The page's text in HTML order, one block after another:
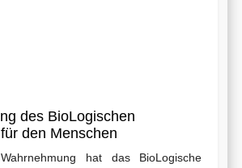
des BioLogischen
den Menschen
hat das BioLogische